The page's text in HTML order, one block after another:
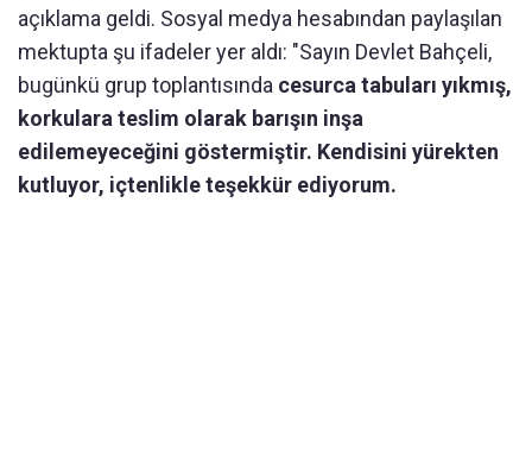
açıklama geldi. Sosyal medya hesabından paylaşılan
mektupta şu ifadeler yer aldı: "Sayın Devlet Bahçeli,
bugünkü grup toplantısında cesurca tabuları yıkmış,
korkulara teslim olarak barışın inşa
edilemeyeceğini göstermiştir. Kendisini yürekten
kutluyor, içtenlikle teşekkür ediyorum.